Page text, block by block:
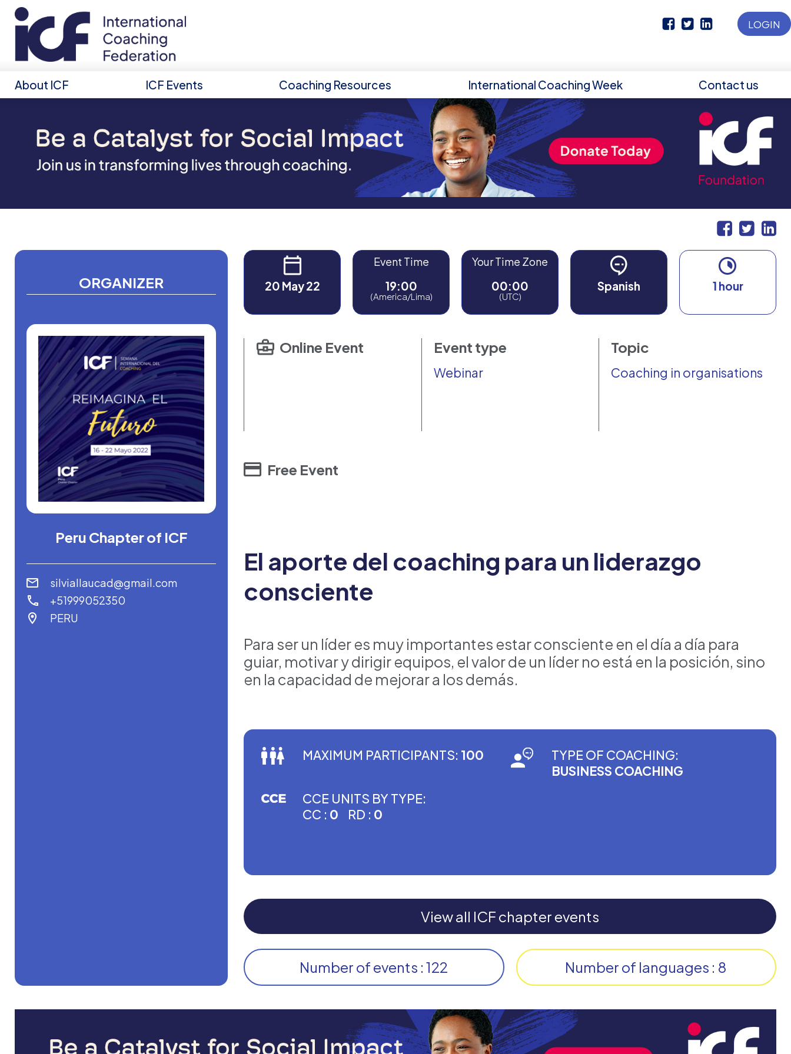
LOGIN
About ICF ICF Events Coaching Resources International Coaching Week Contact us
ORGANIZER
Peru Chapter of ICF
silviallaucad@gmail.com
+51999052350
PERU
20 May 22
Event Time
19:00
(America/Lima)
Your Time Zone
00:00
(UTC)
Spanish 1 hour
Online Event Event type
Webinar
Topic
Coaching in organisations
Free Event
El aporte del coaching para un liderazgo
consciente
Para ser un líder es muy importantes estar consciente en el día a día para
guiar, motivar y dirigir equipos, el valor de un líder no está en la posición, sino
en la capacidad de mejorar a los demás.
MAXIMUM PARTICIPANTS: 100
TYPE OF COACHING:
BUSINESS COACHING
CCE UNITS BY TYPE:
CC : 0 RD : 0
View all ICF chapter events
Number of events : 122 Number of languages : 8